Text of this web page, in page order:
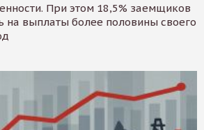
При этом 18,5% заемщиков
на выплаты более половины своего